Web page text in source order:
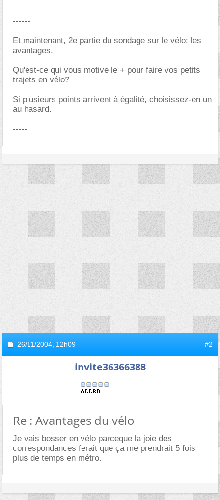
------
Et maintenant, 2e partie du sondage sur le vélo: les
avantages.
Qu'est-ce qui vous motive le + pour faire vos petits
trajets en vélo?
Si plusieurs points arrivent à égalité, choisissez-en un
au hasard.
-----
26/11/2004, 12h09 #2
invite36366388
Re : Avantages du vélo
Je vais bosser en vélo parceque la joie des
correspondances ferait que ça me prendrait 5 fois
plus de temps en métro.